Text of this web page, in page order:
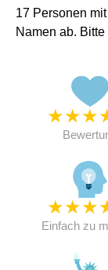
17 Personen
Namen ab. Bitte
★★★
★★★
Einfach zu